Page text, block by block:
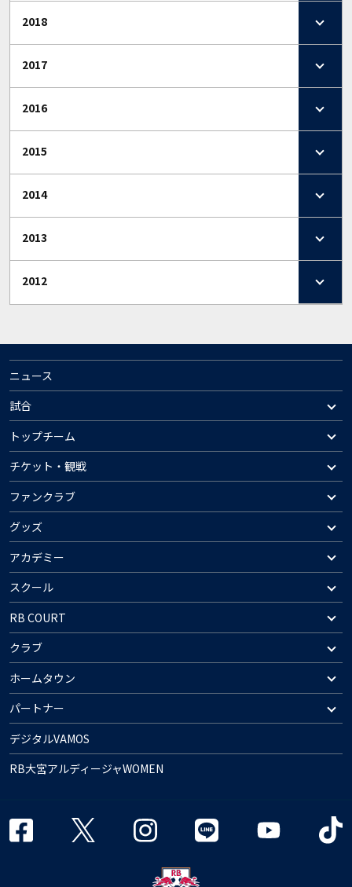
2018
2017
2016
2015
2014
2013
2012
ニュース
試合
トップチーム
チケット・観戦
ファンクラブ
グッズ
アカデミー
スクール
RB COURT
クラブ
ホームタウン
パートナー
デジタルVAMOS
RB大宮アルディージャWOMEN